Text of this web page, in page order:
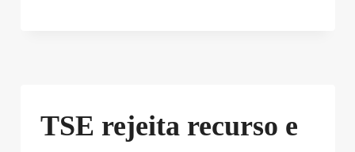
TSE rejeita recurso e